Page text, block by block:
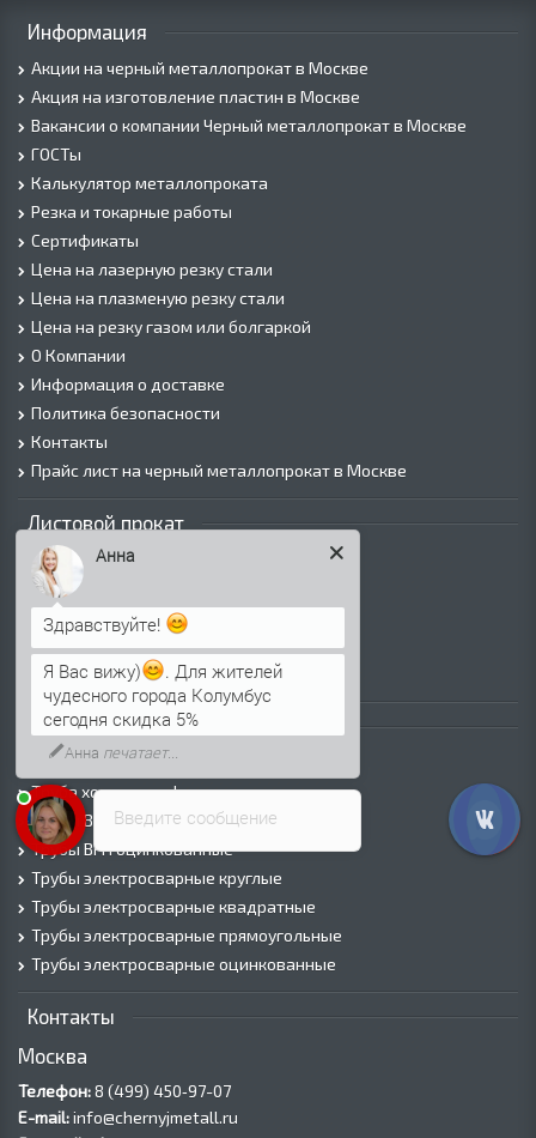
Информация
Акции на черный металлопрокат в Москве
Акция на изготовление пластин в Москве
Вакансии о компании Черный металлопрокат в Москве
ГОСТы
Калькулятор металлопроката
Резка и токарные работы
Сертификаты
Цена на лазерную резку стали
Цена на плазменую резку стали
Цена на резку газом или болгаркой
О Компании
Информация о доставке
Политика безопасности
Контакты
Прайс лист на черный металлопрокат в Москве
Листовой прокат
Лист г/к
Лист х/к
Просечно-вытяжной лист (ПВЛ)
Лист рифленый
Лист оцинкованный
Трубы
Трубы горячедеформированные
Труба холоднодеформированная
Трубы ВГП (Водогазопроводные)
Трубы ВГП оцинкованные
Трубы электросварные круглые
Трубы электросварные квадратные
Трубы электросварные прямоугольные
Трубы электросварные оцинкованные
Контакты
Москва
Телефон:8 (499) 450‑97-07
E-mail:info@chernyjmetall.ru
Введите сообщение
Анна
Здравствуйте!
Я Вас вижу)
. Для жителей
чудесного города Колумбус
сегодня скидка 5%
Анна печатает...